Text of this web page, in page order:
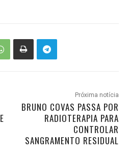
Próxima notícia
BRUNO COVAS PASSA POR
RADIOTERAPIA PARA
CONTROLAR
SANGRAMENTO RESIDUAL